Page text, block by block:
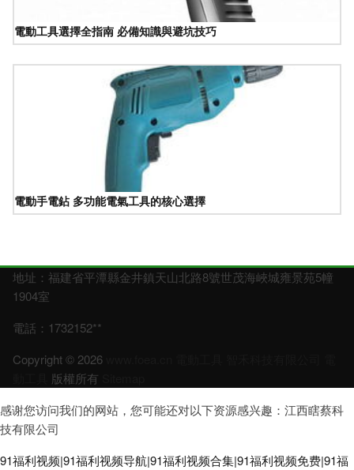
電動工具選擇全指南 必備知識與避坑技巧
電動手電鉆 多功能電氣工具的核心選擇
地址：福建省平潭縣金井鎮天山北路8號世茂海峽城雍景苑5幢
1904室
電話：1732152**
Copyright © 2026
版權所有
感谢您访问我们的网站，您可能还对以下资源感兴趣：江西瞎蔡科
技有限公司
91福利视频|91福利视频导航|91福利视频合集|91福利视频免费|91福